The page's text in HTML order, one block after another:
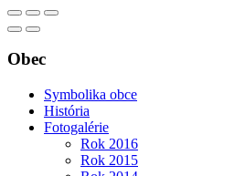
Obec
Symbolika obce
História
Fotogalérie
Rok 2016
Rok 2015